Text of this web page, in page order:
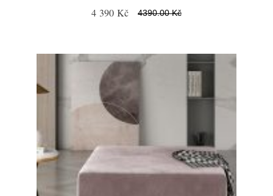
4 390 Kč 4390.00 Kč